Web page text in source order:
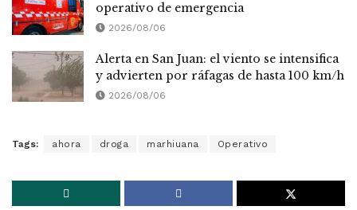
operativo de emergencia
2026/08/06
Alerta en San Juan: el viento se intensifica
y advierten por ráfagas de hasta 100 km/h
2026/08/06
Tags: ahora droga marhiuana Operativo